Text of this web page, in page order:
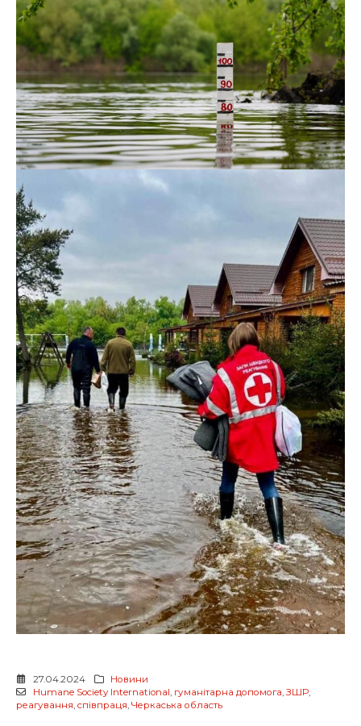
27.04.2024
Новини
Humane Society International, гуманітарна допомога, ЗШР,
реагування, співпраця, Черкаська область